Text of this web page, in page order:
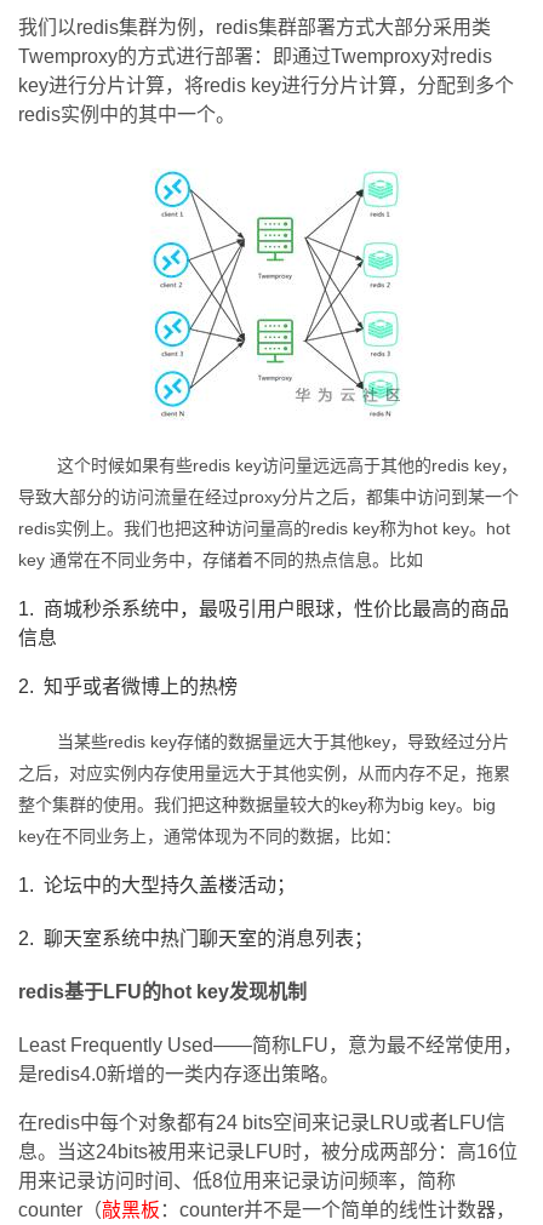
动
关
我
的
我
的
程
我
认
证
的
实
验
我
的
收
藏
我
的
技
支
持
我
的
声
建
议
我们以redis集群为例，redis集群部署方式大部分采用类
Twemproxy的方式进行部署：即通过Twemproxy对redis
key进行分片计算，将redis key进行分片计算，分配到多个
redis实例中的其中一个。
这个时候如果有些redis key访问量远远高于其他的redis key，
导致大部分的访问流量在经过proxy分片之后，都集中访问到某一个
redis实例上。我们也把这种访问量高的redis key称为hot key。hot
key 通常在不同业务中，存储着不同的热点信息。比如
1. 商城秒杀系统中，最吸引用户眼球，性价比最高的商品
信息
2. 知乎或者微博上的热榜
当某些redis key存储的数据量远大于其他key，导致经过分片
之后，对应实例内存使用量远大于其他实例，从而内存不足，拖累
整个集群的使用。我们把这种数据量较大的key称为big key。big
key在不同业务上，通常体现为不同的数据，比如：
1. 论坛中的大型持久盖楼活动；
2. 聊天室系统中热门聊天室的消息列表；
redis基于LFU的hot key发现机制
Least Frequently Used——简称LFU，意为最不经常使用，
是redis4.0新增的一类内存逐出策略。
在redis中每个对象都有24 bits空间来记录LRU或者LFU信
息。当这24bits被用来记录LFU时，被分成两部分：高16位
用来记录访问时间、低8位用来记录访问频率，简称
counter（敲黑板 ：counter并不是一个简单的线性计数器，